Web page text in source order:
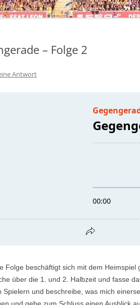
– Folge 2
Antwort
Folge beschäftigt sich mit dem
über die 1. und 2. Halbzeit und fasse
Spielern und beschreibe, was mich